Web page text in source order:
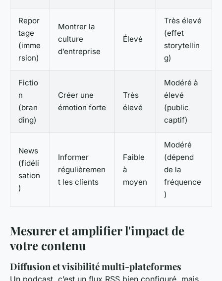
Repor
tage
(imme
rsion)
Montrer la
culture
d’entreprise
Élevé
Très élevé
(effet
storytellin
g)
Fictio
n
(bran
ding)
Créer une
émotion forte
Très
élevé
Modéré à
élevé
(public
captif)
News
(fidéli
sation
)
Informer
régulièremen
t les clients
Faible
à
moyen
Modéré
(dépend
de la
fréquence
)
Mesurer et amplifier l'impact de
votre contenu
Diffusion et visibilité multi-plateformes
Un podcast, c’est un flux RSS bien configuré, mais